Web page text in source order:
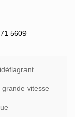
5609
vitesse